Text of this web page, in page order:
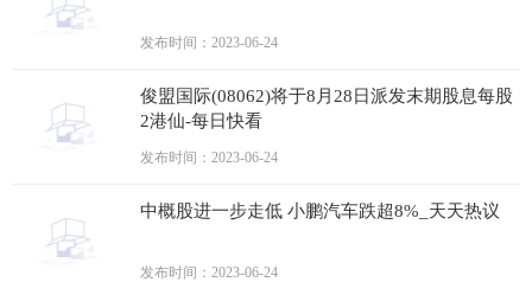
发布时间：2023-06-24
俊盟国际(08062)将于8月28日派发末期股息每股
2港仙-每日快看
发布时间：2023-06-24
中概股进一步走低 小鹏汽车跌超8%_天天热议
发布时间：2023-06-24